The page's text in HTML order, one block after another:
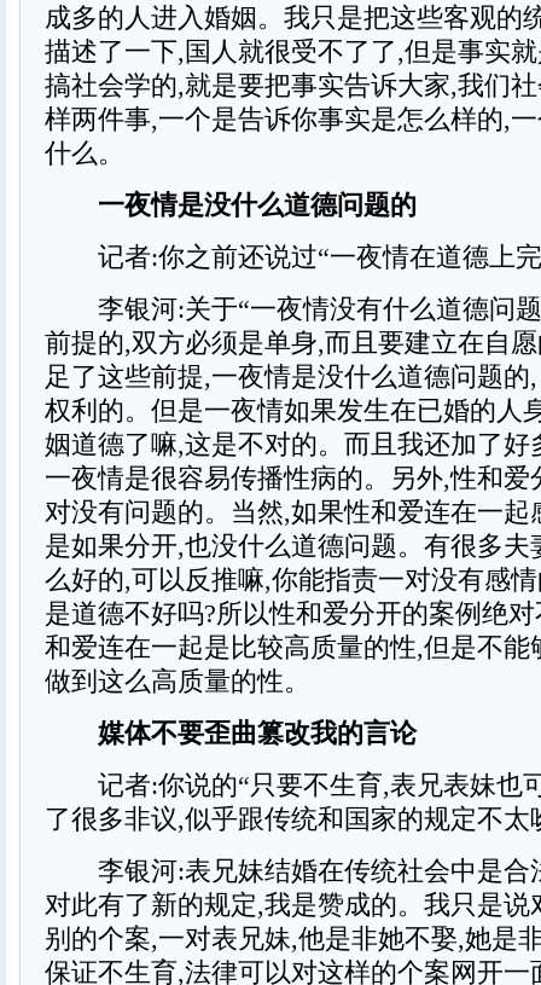
成多的人进入婚姻。我只是把这些客观的
描述了一下,国人就很受不了了,但是事实
搞社会学的,就是要把事实告诉大家,我们
样两件事,一个是告诉你事实是怎么样的,
什么。
一夜情是没什么道德问题的
记者:你之前还说过“一夜情在道德上完
李银河:关于“一夜情没有什么道德问题
前提的,双方必须是单身,而且要建立在自
足了这些前提,一夜情是没什么道德问题的
权利的。但是一夜情如果发生在已婚的人
姻道德了嘛,这是不对的。而且我还加了好
一夜情是很容易传播性病的。另外,性和爱
对没有问题的。当然,如果性和爱连在一起
是如果分开,也没什么道德问题。有很多夫
么好的,可以反推嘛,你能指责一对没有感
是道德不好吗?所以性和爱分开的案例绝
和爱连在一起是比较高质量的性,但是不能
做到这么高质量的性。
媒体不要歪曲篡改我的言论
记者:你说的“只要不生育,表兄表妹也
了很多非议,似乎跟传统和国家的规定不太
李银河:表兄妹结婚在传统社会中是合
对此有了新的规定,我是赞成的。我只是说
别的个案,一对表兄妹,他是非她不娶,她是
保证不生育,法律可以对这样的个案网开一